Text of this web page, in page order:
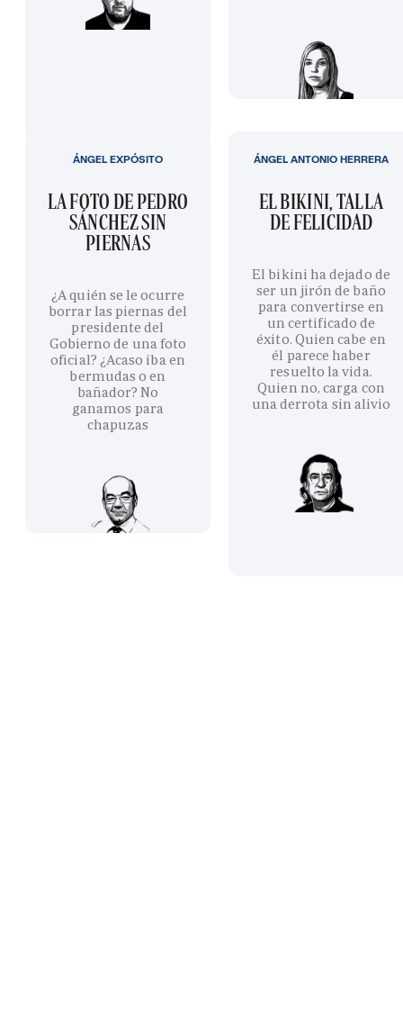
LA FOTO DE PEDRO
SÁNCHEZ SIN
PIERNAS
¿A quién se le ocurre
borrar las piernas del
presidente del
Gobierno de una foto
oficial? ¿Acaso iba en
bermudas o en
bañador? No
ganamos para
chapuzas
ÁNGEL EXPÓSITO
EL BIKINI, TALLA
DE FELICIDAD
El bikini ha dejado de
ser un jirón de baño
para convertirse en
un certificado de
éxito. Quien cabe en
él parece haber
resuelto la vida.
Quien no, carga con
una derrota sin alivio
ÁNGEL ANTONIO HERRERA